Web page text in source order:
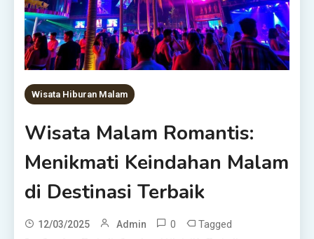
Wisata Hiburan Malam
Wisata Malam Romantis:
Menikmati Keindahan Malam
di Destinasi Terbaik
12/03/2025 Admin 0 Tagged